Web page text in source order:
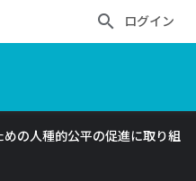
ログイン
の人種的公平の促進に取り組